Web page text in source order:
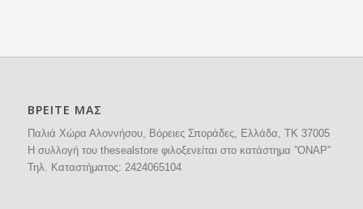
ΒΡΕΙΤΕ ΜΑΣ
Παλιά Χώρα Αλοννήσου, Βόρειες Σποράδες, Ελλάδα, ΤΚ 37005
H συλλογή του thesealstore φιλοξενείται στο κατάστημα ”ΟΝΑΡ”
Τηλ. Καταστήματος: 2424065104